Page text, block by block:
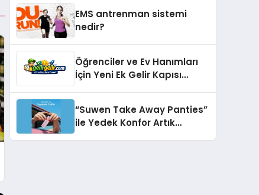
EMS antrenman sistemi
nedir?
Öğrenciler ve Ev Hanımları
İçin Yeni Ek Gelir Kapısı
“Suwen Take Away Panties”
ile Yedek Konfor Artık